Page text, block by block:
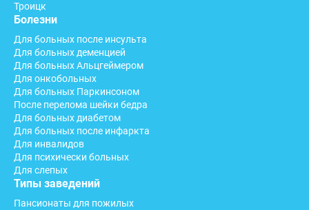
Троицк
Болезни
Для больных после инсульта
Для больных деменцией
Для больных Альцгеймером
Для онкобольных
Для больных Паркинсоном
После перелома шейки бедра
Для больных диабетом
Для больных после инфаркта
Для инвалидов
Для психически больных
Для слепых
Типы заведений
Пансионаты для пожилых